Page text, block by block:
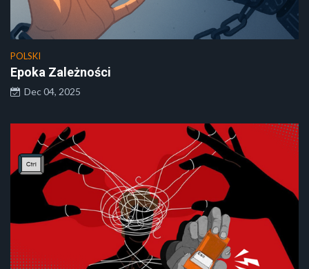
POLSKI
Epoka Zależności
Dec 04, 2025